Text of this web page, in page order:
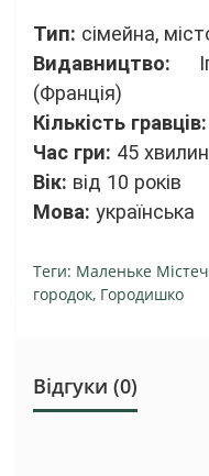
Тип: сімейна,
Видавництво:
(Франція)
Кiлькiсть гравцiв:
Час гри: 45 хвилин
Вiк: від 10 років
Мова: українська
Теги: Маленьке
городок, Городишко
Відгуки (0)